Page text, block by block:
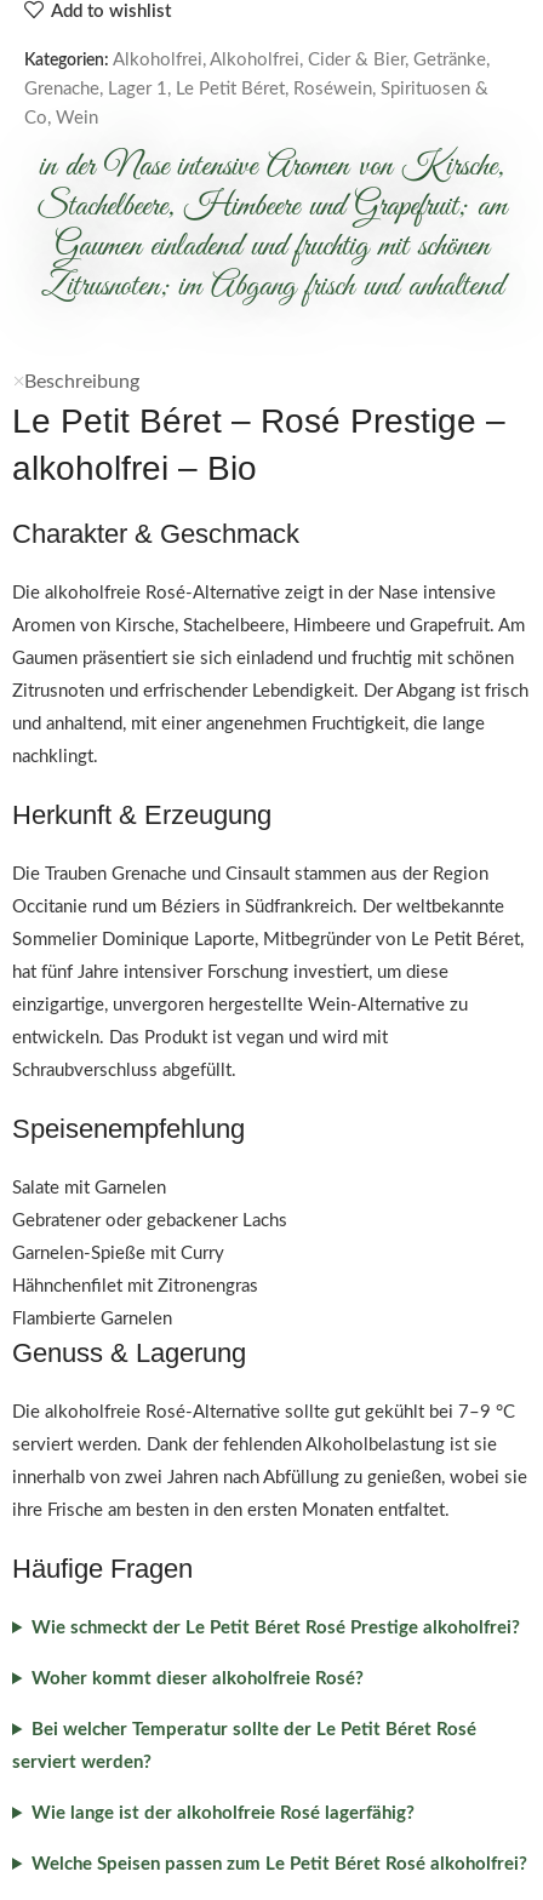
Add to wishlist
Kategorien: Alkoholfrei, Alkoholfrei, Cider & Bier, Getränke,
Grenache, Lager 1, Le Petit Béret, Roséwein, Spirituosen &
Co, Wein
in der Nase intensive Aromen von Kirsche,
Stachelbeere, Himbeere und Grapefruit; am
Gaumen einladend und fruchtig mit schönen
Zitrusnoten; im Abgang frisch und anhaltend
Beschreibung
Le Petit Béret – Rosé Prestige –
alkoholfrei – Bio
Charakter & Geschmack
Die alkoholfreie Rosé-Alternative zeigt in der Nase intensive
Aromen von Kirsche, Stachelbeere, Himbeere und Grapefruit. Am
Gaumen präsentiert sie sich einladend und fruchtig mit schönen
Zitrusnoten und erfrischender Lebendigkeit. Der Abgang ist frisch
und anhaltend, mit einer angenehmen Fruchtigkeit, die lange
nachklingt.
Herkunft & Erzeugung
Die Trauben Grenache und Cinsault stammen aus der Region
Occitanie rund um Béziers in Südfrankreich. Der weltbekannte
Sommelier Dominique Laporte, Mitbegründer von Le Petit Béret,
hat fünf Jahre intensiver Forschung investiert, um diese
einzigartige, unvergoren hergestellte Wein-Alternative zu
entwickeln. Das Produkt ist vegan und wird mit
Schraubverschluss abgefüllt.
Speisenempfehlung
Salate mit Garnelen
Gebratener oder gebackener Lachs
Garnelen-Spieße mit Curry
Hähnchenfilet mit Zitronengras
Flambierte Garnelen
Genuss & Lagerung
Die alkoholfreie Rosé-Alternative sollte gut gekühlt bei 7–9 °C
serviert werden. Dank der fehlenden Alkoholbelastung ist sie
innerhalb von zwei Jahren nach Abfüllung zu genießen, wobei sie
ihre Frische am besten in den ersten Monaten entfaltet.
Häufige Fragen
Wie schmeckt der Le Petit Béret Rosé Prestige alkoholfrei?
Woher kommt dieser alkoholfreie Rosé?
Bei welcher Temperatur sollte der Le Petit Béret Rosé
serviert werden?
Wie lange ist der alkoholfreie Rosé lagerfähig?
Welche Speisen passen zum Le Petit Béret Rosé alkoholfrei?